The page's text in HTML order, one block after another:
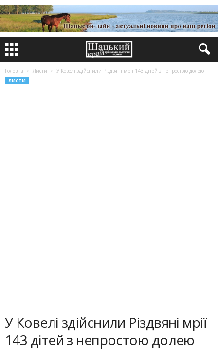
Головна Листи У Ковелі здійснили Різдвяні мрії 143 дітей з непростою долею
ЛИСТИ
У Ковелі здійснили Різдвяні мрії
143 дітей з непростою долею